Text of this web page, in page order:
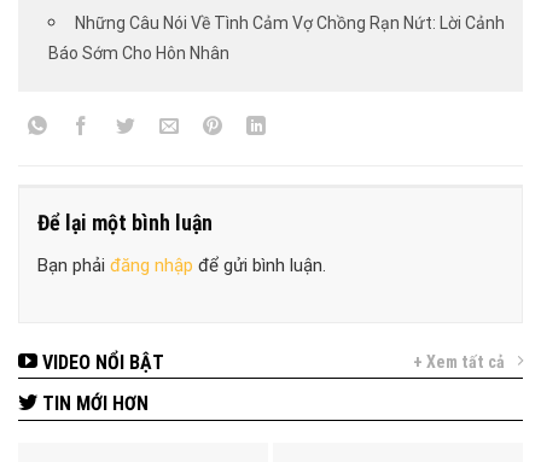
Những Câu Nói Về Tình Cảm Vợ Chồng Rạn Nứt: Lời Cảnh
Báo Sớm Cho Hôn Nhân
Để lại một bình luận
Bạn phải đăng nhập để gửi bình luận.
VIDEO NỔI BẬT + Xem tất cả
TIN MỚI HƠN